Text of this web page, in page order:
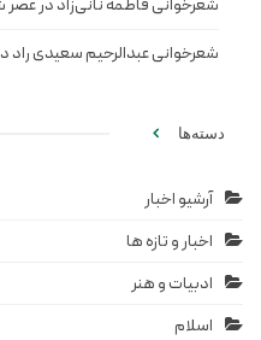
شعرخوانی فاطمه نانی‌زاد در
شعرخوانی عبدالرحیم سعیدی
دسته‌ها
آرشیو اخبار
اخبار و تازه ها
ادبیات و هنر
اسلام